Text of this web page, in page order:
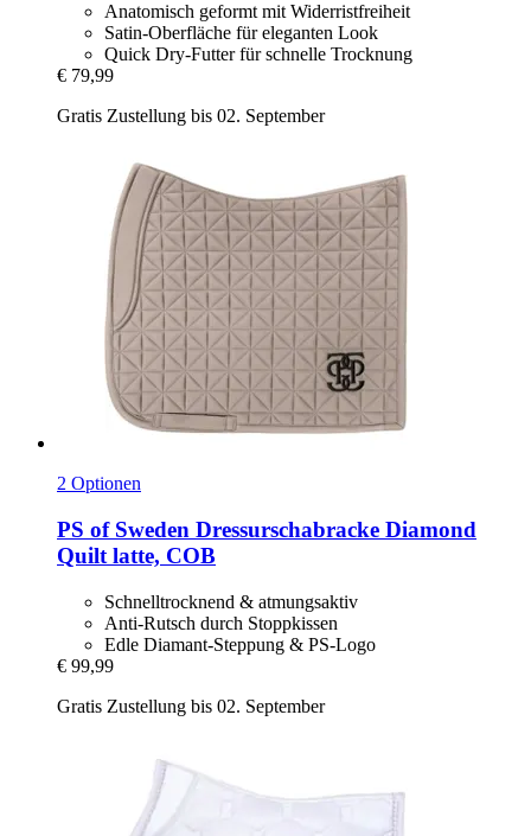
Anatomisch geformt mit Widerristfreiheit
Satin-Oberfläche für eleganten Look
Quick Dry-Futter für schnelle Trocknung
€ 79,99
Gratis Zustellung bis 02. September
2 Optionen
PS of Sweden Dressurschabracke Diamond
Quilt latte, COB
Schnelltrocknend & atmungsaktiv
Anti-Rutsch durch Stoppkissen
Edle Diamant-Steppung & PS-Logo
€ 99,99
Gratis Zustellung bis 02. September